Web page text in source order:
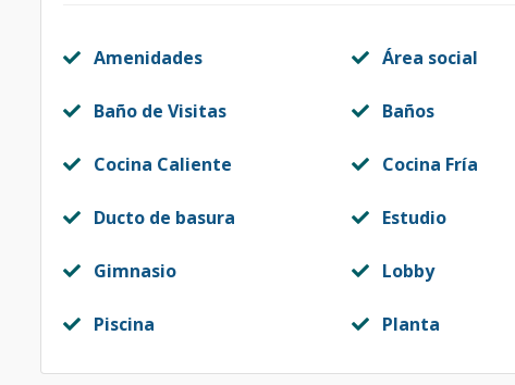
Amenidades Área social
Baño de Visitas Baños
Cocina Caliente Cocina Fría
Ducto de basura Estudio
Gimnasio Lobby
Piscina Planta